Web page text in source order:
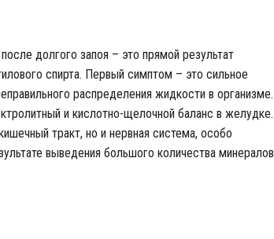
долгого запоя – это прямой результат
спирта. Первый симптом – это сильное
распределения жидкости в организме.
и кислотно-щелочной баланс в желудке.
тракт, но и нервная система, особо
выведения большого количества минералов